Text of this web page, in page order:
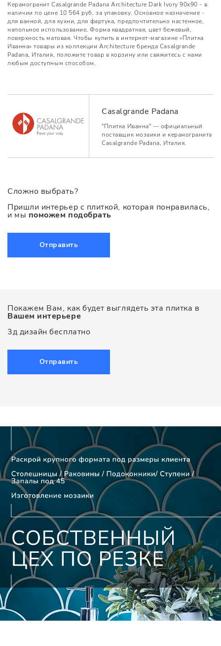
Керамогранит Casalgrande Padana Architecture Dark Ivory 90x90 - в
наличии по цене 10 564 руб. за упаковку. Основное назначение -
для ванной, для кухни, для фартука, предпочтительно настенное,
напольное использование. Форма квадратная, цвет бежевый,
поверхность матовая. Чтобы купить в интернет-магазине «Плитка
Иванна» товары из коллекции Architecture бренда Casalgrande
Padana, Италия, положите товар в корзину или свяжитесь с нами
любым доступным способом.
Casalgrande Padana
"Плитка Иванна" — официальный
поставщик мозаики и керамогранита
Casalgrande Padana, Италия.
Сложно выбрать?
Пришли интерьер с плиткой, которая понравилась,
и мы поможем подобрать
Отправить
Покажем Вам, как будет выглядеть эта плитка в
Вашем интерьере
3д дизайн бесплатно
Отправить